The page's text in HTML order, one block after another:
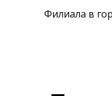
Филиала в